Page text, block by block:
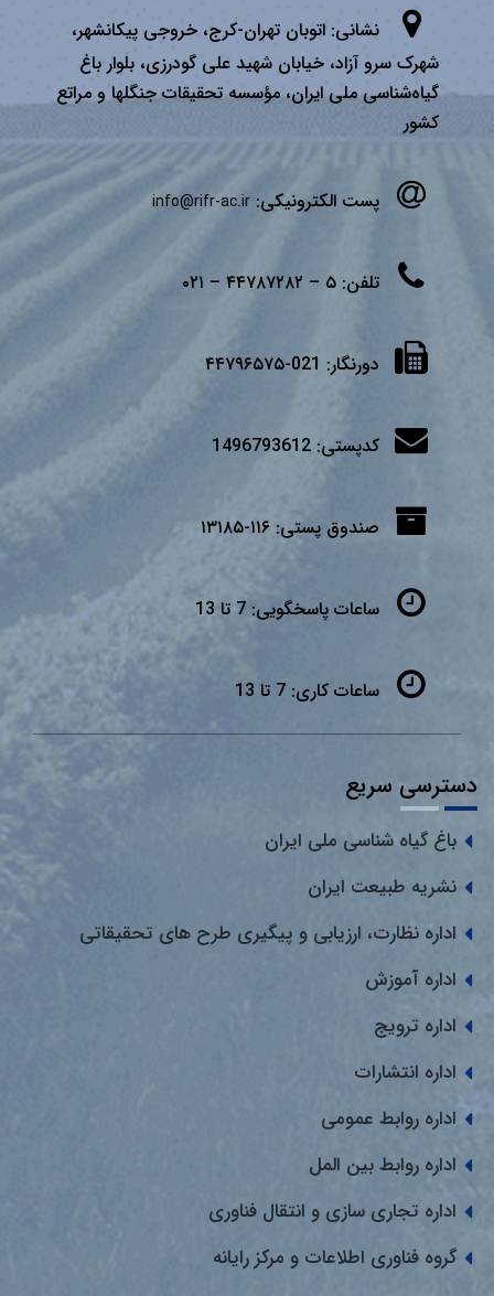
نشانی: اتوبان تهران­-كرج، خروجی پیكانشهر،
شهرک سرو آزاد، خیابان شهید علی گودرزی، بلوار باغ
گیاه‌شناسی ملی ایران، مؤسسه تحقیقات جنگلها و مراتع
كشور
پست الکترونیکی: info@rifr-ac.ir
تلفن: ۵ – ۴۴۷۸۷۲۸۲ – ۰۲۱
دورنگار: 021-۴۴۷۹۶۵۷۵
کدپستی: 1496793612
صندوق پستی: ۱۱۶-۱۳۱۸۵
ساعات پاسخگویی: 7 تا 13
ساعات کاری: 7 تا 13
دسترسی سریع
باغ گیاه شناسی ملی ایران
نشریه طبیعت ایران
اداره نظارت، ارزیابی و پیگیری طرح های تحقیقاتی
اداره آموزش
اداره ترویج
اداره انتشارات
اداره روابط عمومی
اداره روابط بین المل
اداره تجاری سازی و انتقال فناوری
گروه فناوری اطلاعات و مرکز رایانه